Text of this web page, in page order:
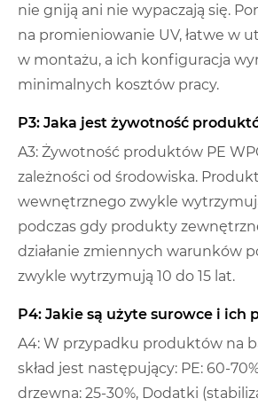
nie gniją ani nie wypaczają się.
na promieniowanie UV, łatwe w
w montażu, a ich konfiguracja
minimalnych kosztów pracy.
P3: Jaka jest żywotność
A3: Żywotność produktów PE
zależności od środowiska.
wewnętrznego zwykle
podczas gdy produkty
działanie zmiennych warunków
zwykle wytrzymują 10 do 15 lat.
P4: Jakie są użyte surowce i ich
A4: W przypadku produktów na
skład jest następujący: PE: 60-
drzewna: 25-30%, Dodatki